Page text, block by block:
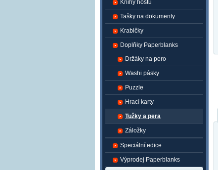
Knihy hostů
Tašky na dokumenty
Krabičky
Doplňky Paperblanks
Držáky na pero
Washi pásky
Puzzle
Hrací karty
Tužky a pera
Záložky
Speciální edice
Výprodej Paperblanks